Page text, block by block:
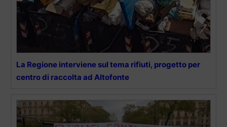
La Regione interviene sul tema rifiuti, progetto per
centro di raccolta ad Altofonte